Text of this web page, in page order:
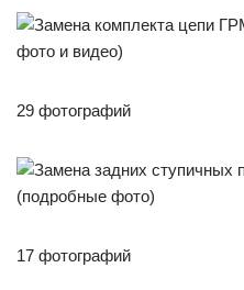
29 фотографий
17 фотографий